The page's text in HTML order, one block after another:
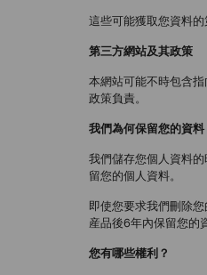
這些可能獲取您資料
第三方網站及其政策
本網站可能不時包含
政策負責。
我們為何保留您的資
我們儲存您個人資料
留您的個人資料。
即使您要求我們刪除
産品後6年內保留您的
您有哪些權利？